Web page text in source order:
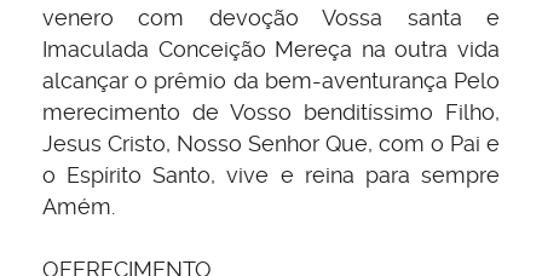
venero com devoção Vossa santa e
Imaculada Conceição Mereça na outra vida
alcançar o prêmio da bem-aventurança Pelo
merecimento de Vosso benditíssimo Filho,
Jesus Cristo, Nosso Senhor Que, com o Pai e
o Espírito Santo, vive e reina para sempre
Amém.
OFERECIMENTO